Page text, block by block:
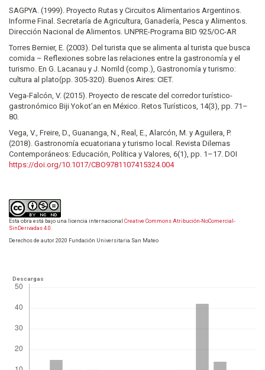
SAGPYA. (1999). Proyecto Rutas y Circuitos Alimentarios Argentinos.
Informe Final. Secretaría de Agricultura, Ganadería, Pesca y Alimentos.
Dirección Nacional de Alimentos. UNPRE-Programa BID 925/OC-AR
Torres Bernier, E. (2003). Del turista que se alimenta al turista que busca
comida – Reflexiones sobre las relaciones entre la gastronomía y el
turismo. En G. Lacanau y J. Norrild (comp.), Gastronomía y turismo:
cultura al plato(pp. 305-320). Buenos Aires: CIET.
Vega-Falcón, V. (2015). Proyecto de rescate del corredor turístico-
gastronómico Biji Yokot’an en México. Retos Turísticos, 14(3), pp. 71–
80.
Vega, V., Freire, D., Guananga, N., Real, E., Alarcón, M. y Aguilera, P.
(2018). Gastronomía ecuatoriana y turismo local. Revista Dilemas
Contemporáneos: Educación, Política y Valores, 6(1), pp. 1–17. DOI
https://doi.org/10.1017/CBO9781107415324.004
Esta obra está bajo una licencia internacional Creative Commons Atribución-NoComercial-
SinDerivadas 4.0.
Derechos de autor 2020 Fundación Universitaria San Mateo
Descargas